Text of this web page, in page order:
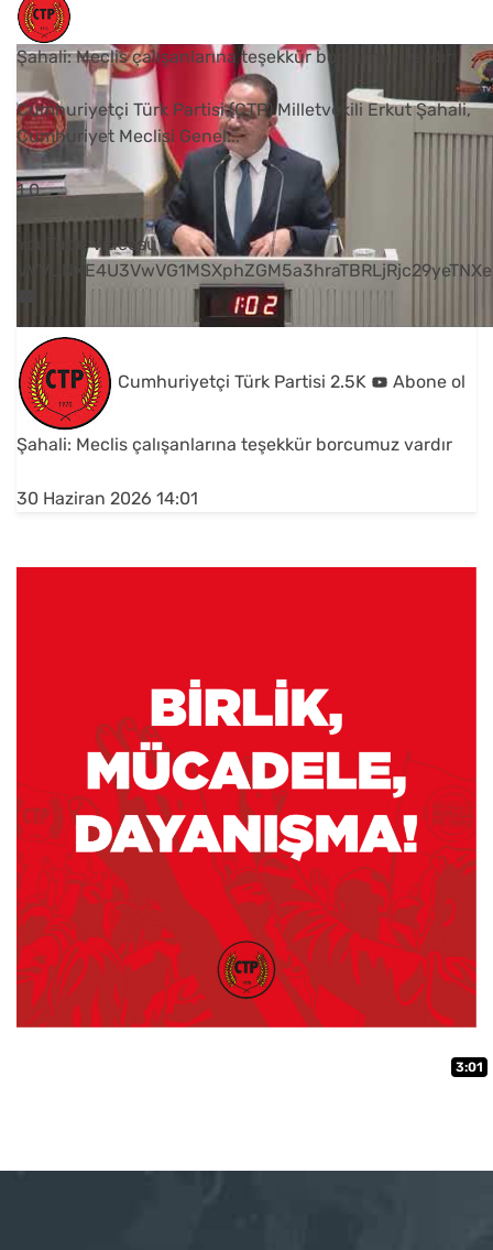
3:01
Şahali: Meclis çalışanlarına teşekkür borcumuz vardır
Cumhuriyetçi Türk Partisi (CTP) Milletvekili Erkut Şahali,
Cumhuriyet Meclisi Genel...
1 0
YouTube Videosu
Cumhuriyetçi Türk Partisi 2.5K Abone ol
Şahali: Meclis çalışanlarına teşekkür borcumuz vardır
30 Haziran 2026 14:01